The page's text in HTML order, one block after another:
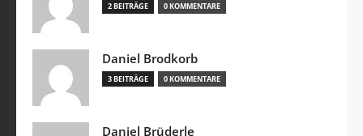
2 BEITRÄGE 0 KOMMENTARE
Daniel Brodkorb
3 BEITRÄGE 0 KOMMENTARE
Daniel Brüderle